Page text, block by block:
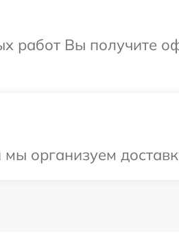
работ Вы получите
организуем